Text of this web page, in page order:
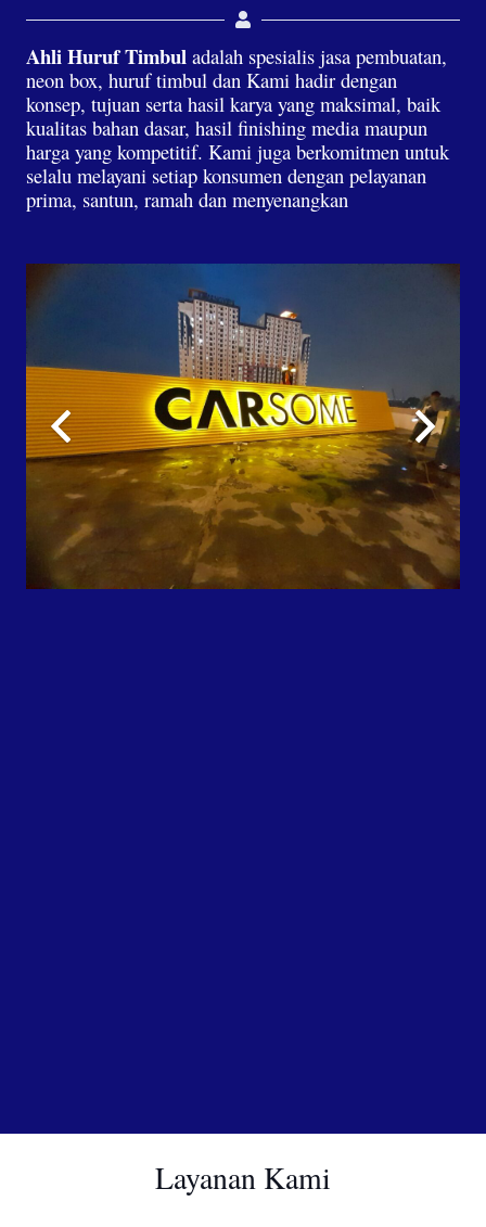
Ahli Huruf Timbul adalah spesialis jasa pembuatan,
neon box, huruf timbul dan Kami hadir dengan
konsep, tujuan serta hasil karya yang maksimal, baik
kualitas bahan dasar, hasil finishing media maupun
harga yang kompetitif. Kami juga berkomitmen untuk
selalu melayani setiap konsumen dengan pelayanan
prima, santun, ramah dan menyenangkan
Layanan Kami